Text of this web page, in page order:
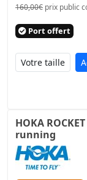
160,00€ prix public
Port offert
HOKA
running